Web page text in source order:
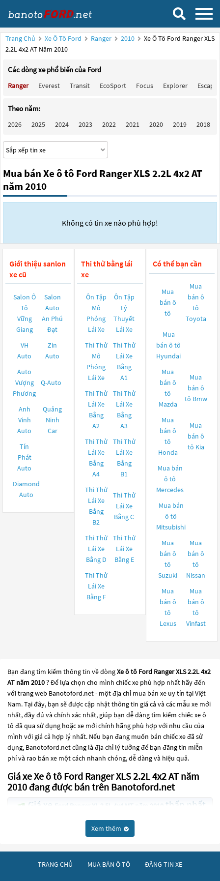
Trang Chủ Xe Ô Tô Ford Ranger 2010
Xe Ô Tô Ford Ranger XLS
2.2L 4x2 AT Năm 2010
Các dòng xe phổ biến của Ford
Ranger Everest Transit EcoSport Focus Explorer Escape
Theo năm:
2026 2025 2024 2023 2022 2021 2020 2019 2018
Mua bán Xe ô tô Ford Ranger XLS 2.2L 4x2 AT
năm 2010
Không có tin xe nào phù hợp!
Giới thiệu sanlon
xe cũ
Salon Ô
Tô
Vững
Giang
Salon
Auto
An Phú
Đạt
VH
Auto
Zin
Auto
Auto
Vượng
Phương
Q-Auto
Anh
Vinh
Auto
Quảng
Ninh
Car
Tín
Phát
Auto
Diamond
Auto
Thi thử bằng lái
xe
Ôn Tập
Mô
Phỏng
Lái Xe
Ôn Tập
Lý
Thuyết
Lái Xe
Thi Thử
Mô
Phỏng
Lái Xe
Thi Thử
Lái Xe
Bằng
A1
Thi Thử
Lái Xe
Bằng
A2
Thi Thử
Lái Xe
Bằng
A3
Thi Thử
Lái Xe
Bằng
A4
Thi Thử
Lái Xe
Bằng
B1
Thi Thử
Lái Xe
Bằng
B2
Thi Thử
Lái Xe
Bằng C
Thi Thử
Lái Xe
Bằng D
Thi Thử
Lái Xe
Bằng E
Thi Thử
Lái Xe
Bằng F
Có thể bạn cần
Mua
bán ô
tô
Mua
bán ô
tô
Toyota
Mua
bán ô tô
Hyundai
Mua
bán ô
tô
Mazda
Mua
bán ô
tô Bmw
Mua
bán ô
tô
Honda
Mua
bán ô
tô Kia
Mua bán
ô tô
Mercedes
Mua bán
ô tô
Mitsubishi
Mua
bán ô
tô
Suzuki
Mua
bán ô
tô
Nissan
Mua
bán ô
tô
Lexus
Mua
bán ô
tô
Vinfast
Bạn đang tìm kiếm thông tin về dòngXe ô tô Ford Ranger XLS 2.2L 4x2
AT năm 2010? Để lựa chọn cho mình chiếc xe phù hợp nhất hãy đến
với trang web Banotoford.net - một địa chỉ mua bán xe uy tín tại Việt
Nam. Tại đây, bạn sẽ được cập nhật thông tin giá cả và các mẫu xe mới
nhất, đầy đủ và chính xác nhất, giúp bạn dễ dàng tìm kiếm chiếc xe ô
tô đã qua sử dụng hoặc xe mới chính hãng phù hợp với nhu cầu của
mình với giá cả hợp lý nhất. Nếu bạn đang muốn bán chiếc xe đã sử
dụng, Banotoford.net cũng là địa chỉ lý tưởng để bạn đăng tin miễn
phí và rao bán xe một cách nhanh chóng, dễ dàng và hiệu quả.
Giá xe Xe ô tô Ford Ranger XLS 2.2L 4x2 AT năm
2010 đang được bán trên Banotoford.net
Giá xe Ford Ranger XL 2.5L 4x4 MT năm 2010 thấp nhất
Ford Ranger XL 2.5L 4x2 MT năm 2010
Xe ô tô Ford Ranger XLS 2.2L 4x2 AT năm 2010đang trở
Xem thêm
TRANG CHỦ MUA BÁN Ô TÔ ĐĂNG TIN XE